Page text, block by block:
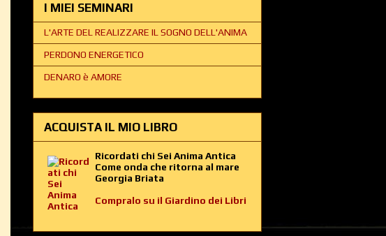
I MIEI SEMINARI
L'ARTE DEL REALIZZARE IL SOGNO DELL'ANIMA
PERDONO ENERGETICO
DENARO è AMORE
ACQUISTA IL MIO LIBRO
Ricordati chi Sei Anima Antica
Come onda che ritorna al mare
Georgia Briata
Compralo su il Giardino dei Libri